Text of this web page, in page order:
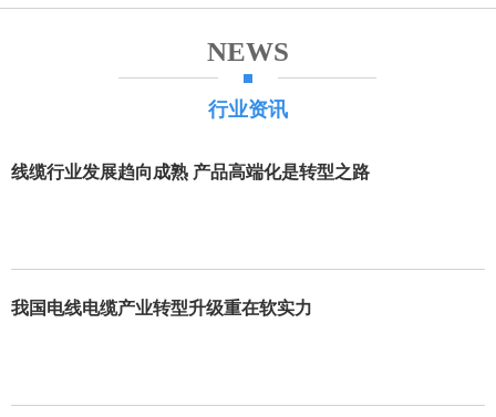
NEWS
行业资讯
线缆行业发展趋向成熟 产品高端化是转型之路
我国电线电缆产业转型升级重在软实力